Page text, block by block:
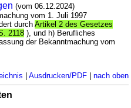
(vom 06.12.2024)
vom 1. Juli 1997
durchArtikel 2 des Gesetzes
2118 ), und h) Berufliches
der Bekanntmachung vom
Ausdrucken/PDF| nach oben